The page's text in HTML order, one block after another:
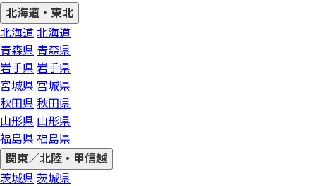
北海道・東北
北海道 北海道
青森県 青森県
岩手県 岩手県
宮城県 宮城県
秋田県 秋田県
山形県 山形県
福島県 福島県
関東／北陸・甲信越
茨城県 茨城県